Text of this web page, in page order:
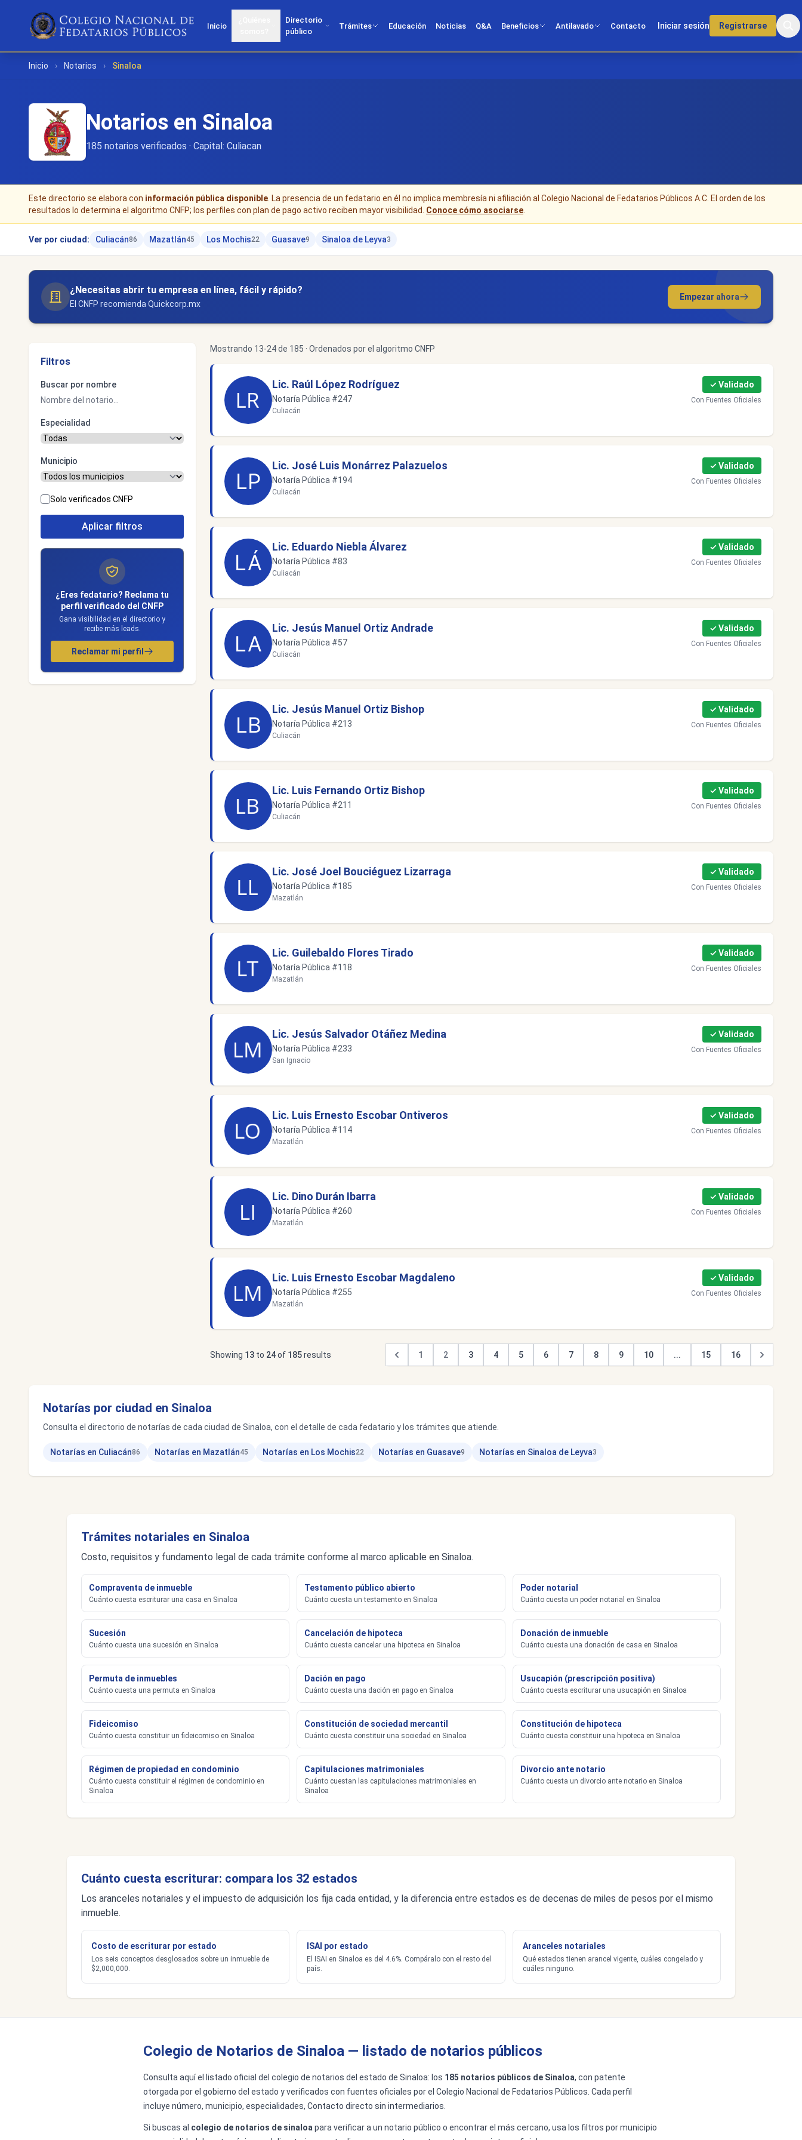
Inicio
Directorio
público
Trámites Educación Noticias Q&A Beneficios Antilavado Contacto Iniciar sesión Registrarse
Inicio › Notarios › Sinaloa
Notarios en Sinaloa
185 notarios verificados · Capital: Culiacan
Este directorio se elabora con información pública disponible . La presencia de un fedatario en él no implica membresía ni afiliación al Colegio Nacional de Fedatarios Públicos A.C. El orden de los
resultados lo determina el algoritmo CNFP; los perfiles con plan de pago activo reciben mayor visibilidad. Conoce cómo asociarse
Ver por ciudad: Culiacán86 Mazatlán45 Los Mochis22 Guasave9 Sinaloa de Leyva3
¿Necesitas abrir tu empresa en línea, fácil y rápido?
El CNFP recomienda Quickcorp.mx
Empezar ahora
Filtros
Buscar por nombre
Especialidad
Municipio
Solo verificados CNFP
Aplicar filtros
¿Eres fedatario? Reclama tu
perfil verificado del CNFP
Gana visibilidad en el directorio y
recibe más leads.
Reclamar mi perfil
Mostrando 13-24 de 185 · Ordenados por el algoritmo CNFP
Lic. Raúl López Rodríguez
Notaría Pública #247
Culiacán
✓ Validado
Con Fuentes Oficiales
Lic. José Luis Monárrez Palazuelos
Notaría Pública #194
Culiacán
✓ Validado
Con Fuentes Oficiales
Lic. Eduardo Niebla Álvarez
Notaría Pública #83
Culiacán
✓ Validado
Con Fuentes Oficiales
Lic. Jesús Manuel Ortiz Andrade
Notaría Pública #57
Culiacán
✓ Validado
Con Fuentes Oficiales
Lic. Jesús Manuel Ortiz Bishop
Notaría Pública #213
Culiacán
✓ Validado
Con Fuentes Oficiales
Lic. Luis Fernando Ortiz Bishop
Notaría Pública #211
Culiacán
✓ Validado
Con Fuentes Oficiales
Lic. José Joel Bouciéguez Lizarraga
Notaría Pública #185
Mazatlán
✓ Validado
Con Fuentes Oficiales
Lic. Guilebaldo Flores Tirado
Notaría Pública #118
Mazatlán
✓ Validado
Con Fuentes Oficiales
Lic. Jesús Salvador Otáñez Medina
Notaría Pública #233
San Ignacio
✓ Validado
Con Fuentes Oficiales
Lic. Luis Ernesto Escobar Ontiveros
Notaría Pública #114
Mazatlán
✓ Validado
Con Fuentes Oficiales
Lic. Dino Durán Ibarra
Notaría Pública #260
Mazatlán
✓ Validado
Con Fuentes Oficiales
Lic. Luis Ernesto Escobar Magdaleno
Notaría Pública #255
Mazatlán
✓ Validado
Con Fuentes Oficiales
Showing 13 to 24of 185results 1 2 3 4 5 6 7 8 9 10 ... 15 16
Notarías por ciudad en Sinaloa
Consulta el directorio de notarías de cada ciudad de Sinaloa, con el detalle de cada fedatario y los trámites que atiende.
Notarías en Culiacán86 Notarías en Mazatlán45 Notarías en Los Mochis22 Notarías en Guasave9 Notarías en Sinaloa de Leyva3
Trámites notariales en Sinaloa
Costo, requisitos y fundamento legal de cada trámite conforme al marco aplicable en Sinaloa.
Compraventa de inmueble
Cuánto cuesta escriturar una casa en Sinaloa
Testamento público abierto
Cuánto cuesta un testamento en Sinaloa
Poder notarial
Cuánto cuesta un poder notarial en Sinaloa
Sucesión
Cuánto cuesta una sucesión en Sinaloa
Cancelación de hipoteca
Cuánto cuesta cancelar una hipoteca en Sinaloa
Donación de inmueble
Cuánto cuesta una donación de casa en Sinaloa
Permuta de inmuebles
Cuánto cuesta una permuta en Sinaloa
Dación en pago
Cuánto cuesta una dación en pago en Sinaloa
Usucapión (prescripción positiva)
Cuánto cuesta escriturar una usucapión en Sinaloa
Fideicomiso
Cuánto cuesta constituir un fideicomiso en Sinaloa
Constitución de sociedad mercantil
Cuánto cuesta constituir una sociedad en Sinaloa
Constitución de hipoteca
Cuánto cuesta constituir una hipoteca en Sinaloa
Régimen de propiedad en condominio
Cuánto cuesta constituir el régimen de condominio en
Sinaloa
Capitulaciones matrimoniales
Cuánto cuestan las capitulaciones matrimoniales en
Sinaloa
Divorcio ante notario
Cuánto cuesta un divorcio ante notario en Sinaloa
Cuánto cuesta escriturar: compara los 32 estados
Los aranceles notariales y el impuesto de adquisición los fija cada entidad, y la diferencia entre estados es de decenas de miles de pesos por el mismo
inmueble.
Costo de escriturar por estado
Los seis conceptos desglosados sobre un inmueble de
$2,000,000.
ISAI por estado
El ISAI en Sinaloa es del 4.6%. Compáralo con el resto del
país.
Aranceles notariales
Qué estados tienen arancel vigente, cuáles congelado y
cuáles ninguno.
Colegio de Notarios de Sinaloa — listado de notarios públicos
Consulta aquí el listado oficial del colegio de notarios del estado de Sinaloa: los 185 notarios públicos de Sinaloa, con patente
otorgada por el gobierno del estado y verificados con fuentes oficiales por el Colegio Nacional de Fedatarios Públicos. Cada perfil
incluye número, municipio, especialidades, Contacto directo sin intermediarios.
Si buscas al colegio de notarios de sinaloa para verificar a un notario público o encontrar el más cercano, usa los filtros por municipio